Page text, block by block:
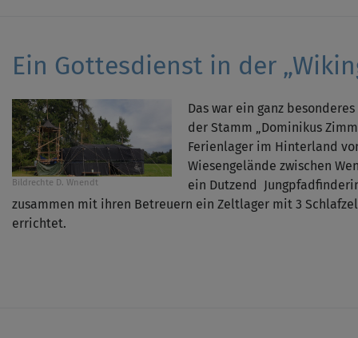
Ein Gottesdienst in der
Bildrechte D. Wnendt
Das war ein ganz
der Stamm „Dominikus
Ferienlager im Hinterland
Wiesengelände zwischen
ein Dutzend
zusammen mit ihren Betreuern ein Zeltlager mit 3
errichtet.